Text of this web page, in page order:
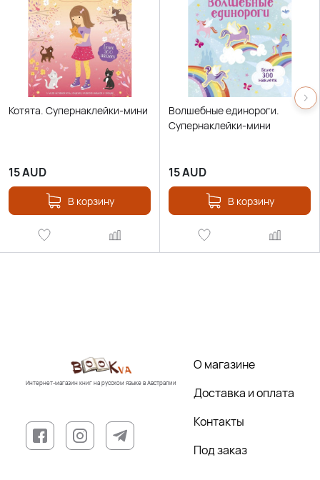
Котята. Супернаклейки-мини
15AUD
В корзину
Волшебные единороги.
Супернаклейки-мини
15AUD
В корзину
Интернет-магазин книг на русском языке в Австралии
О магазине
Доставка и оплата
Контакты
Под заказ